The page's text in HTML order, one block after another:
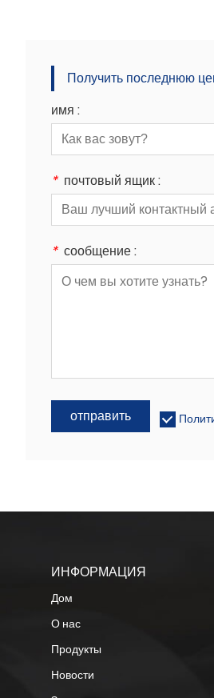
Получить последнюю
имя :
* почтовый ящик :
* сообщение :
отправить
ИНФОРМАЦИЯ
Дом
О нас
Продукты
Новости